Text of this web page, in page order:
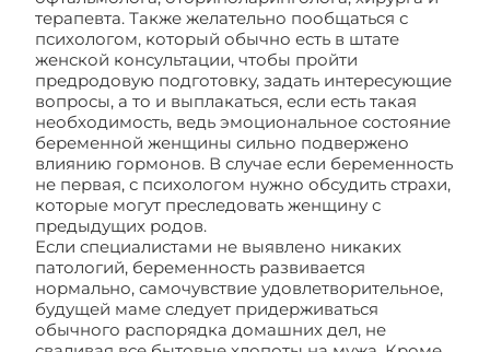
терапевта. Также желательно пообщаться с
психологом, который обычно есть в штате
женской консультации, чтобы пройти
предродовую подготовку, задать интересующие
вопросы, а то и выплакаться, если есть такая
необходимость, ведь эмоциональное состояние
беременной женщины сильно подвержено
влиянию гормонов. В случае если беременность
не первая, с психологом нужно обсудить страхи,
которые могут преследовать женщину с
предыдущих родов.
Если специалистами не выявлено никаких
патологий, беременность развивается
нормально, самочувствие удовлетворительное,
будущей маме следует придерживаться
обычного распорядка домашних дел, не